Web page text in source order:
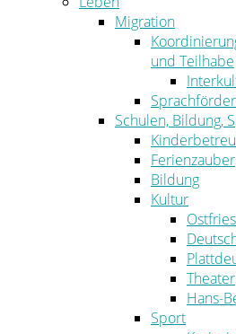
Migration
und Teilhabe
Schulen, Bildung,
Ferienzauber
Bildung
Kultur
Theater
Hans-
Sport